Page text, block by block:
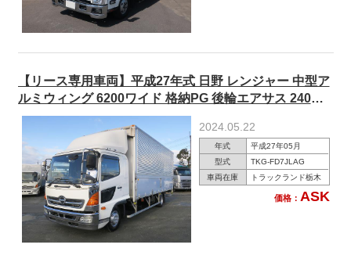
【リース専用車両】平成27年式 日野 レンジャー 中型ア
ルミウィング 6200ワイド 格納PG 後輪エアサス 240馬
力
2024.05.22
年式
平成27年05月
型式
TKG-FD7JLAG
車両在庫
トラックランド栃木
価格： ASK